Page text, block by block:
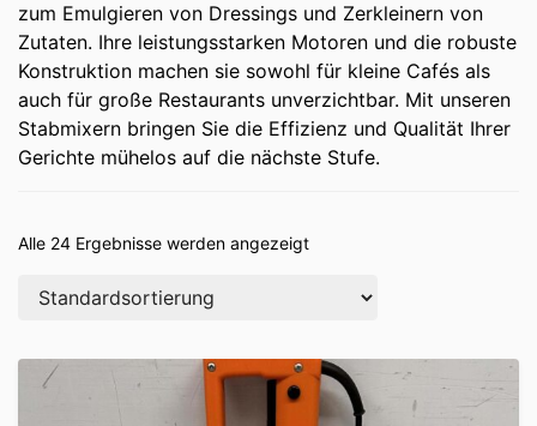
zum Emulgieren von Dressings und Zerkleinern von
Zutaten. Ihre leistungsstarken Motoren und die robuste
Konstruktion machen sie sowohl für kleine Cafés als
auch für große Restaurants unverzichtbar. Mit unseren
Stabmixern bringen Sie die Effizienz und Qualität Ihrer
Gerichte mühelos auf die nächste Stufe.
Alle 24 Ergebnisse werden angezeigt